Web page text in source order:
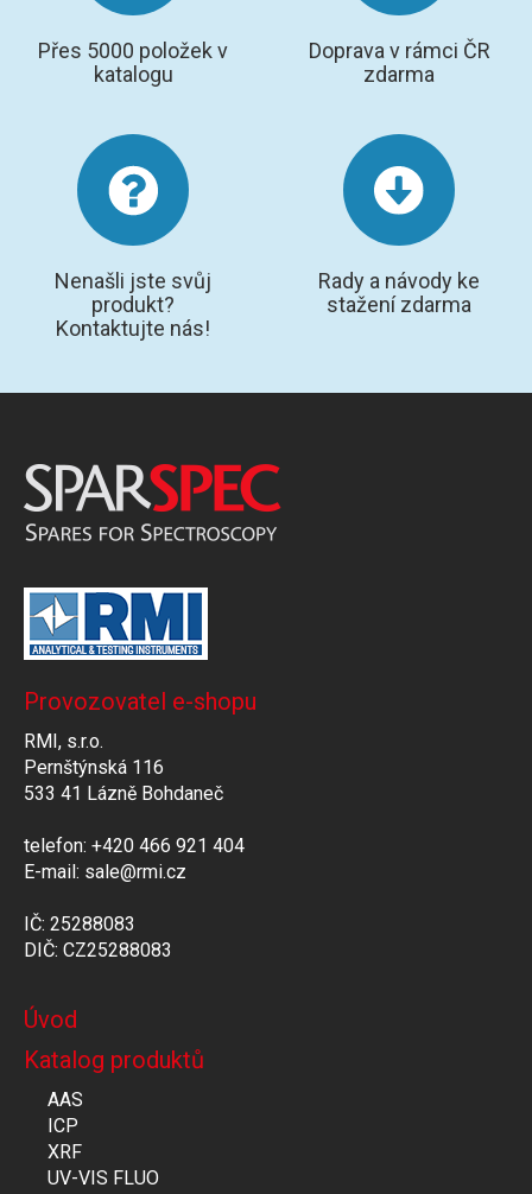
Přes 5000 položek v
katalogu
Doprava v rámci ČR
zdarma
Nenašli jste svůj
produkt?
Kontaktujte nás!
Rady a návody ke
stažení zdarma
Provozovatel e-shopu
RMI, s.r.o.
Pernštýnská 116
533 41 Lázně Bohdaneč
telefon: +420 466 921 404
E-mail: sale@rmi.cz
IČ: 25288083
DIČ: CZ25288083
Úvod
Katalog produktů
AAS
ICP
XRF
UV-VIS FLUO